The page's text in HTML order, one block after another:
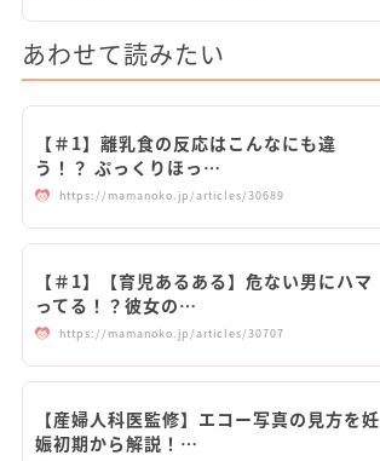
あわせて読みたい
【＃1】離乳食の反応はこんなにも違
う！？ ぷっくりほっ…
https://mamanoko.jp/articles/30689
【＃1】【育児あるある】危ない男にハマ
ってる！？彼女の…
https://mamanoko.jp/articles/30707
【産婦人科医監修】エコー写真の見方を妊
娠初期から解説！…